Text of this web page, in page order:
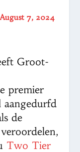
August 7, 2024
Groot-
premier
aangedurfd
de
Two Tier